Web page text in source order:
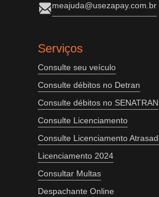
meajuda@usezapay.com.br
Serviços
Consulte seu veículo
Consulte débitos no Detran
Consulte débitos no SENATRAN
Consulte Licenciamento
Consulte Licenciamento
Licenciamento 2024
Consultar Multas
Despachante Online